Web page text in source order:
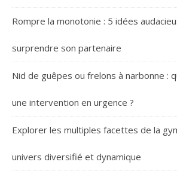
Rompre la monotonie : 5 idées
surprendre son partenaire
Nid de guêpes ou frelons à narbonne :
une intervention en urgence ?
Explorer les multiples facettes de la
univers diversifié et dynamique